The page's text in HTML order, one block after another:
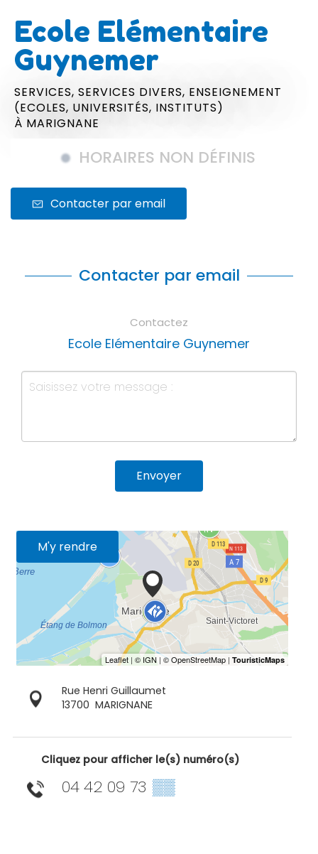
Ecole Elémentaire
Guynemer
SERVICES, SERVICES DIVERS, ENSEIGNEMENT
(ECOLES, UNIVERSITÉS, INSTITUTS)
À MARIGNANE
HORAIRES NON DÉFINIS
Contacter par email
Contacter par email
Contactez
Ecole Elémentaire Guynemer
Envoyer
M'y rendre
Rue Henri Guillaumet
13700 MARIGNANE
Cliquez pour afficher le(s) numéro(s)
04 42 09 73 ▒▒